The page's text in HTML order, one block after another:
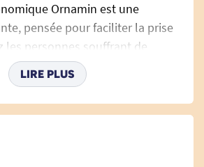
Ornamin est une
pensée pour faciliter la prise
les personnes souffrant de
de troubles de la
ou des épaules, ou pour tous
gagner en confort et
allie fonctionnalité,
pour accompagner le
LIRE PLUS